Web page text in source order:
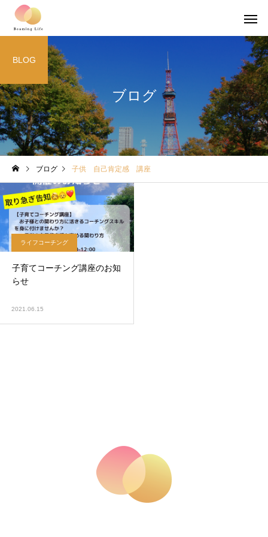
ブログ
BLOG
ブログ 子供 自己肯定感 講座
ライフコーチング
子育てコーチング講座のお知
らせ
2021.06.15